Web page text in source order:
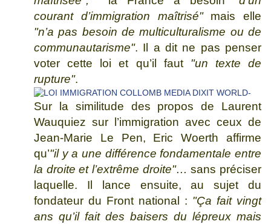
courant d’immigration maîtrisé"mais elle
"n’a pas besoin de multiculturalisme ou de
communautarisme". Il a dit ne pas penser
voter cette loi et qu’il faut "un texte de
rupture".
Sur la similitude des propos de Laurent
Wauquiez sur l’immigration avec ceux de
Jean-Marie Le Pen, Eric Woerth affirme
qu’"il y a une différence fondamentale entre
la droite et l’extrême droite"… sans préciser
laquelle. Il lance ensuite, au sujet du
fondateur du Front national : "Ça fait vingt
ans qu’il fait des baisers du lépreux mais